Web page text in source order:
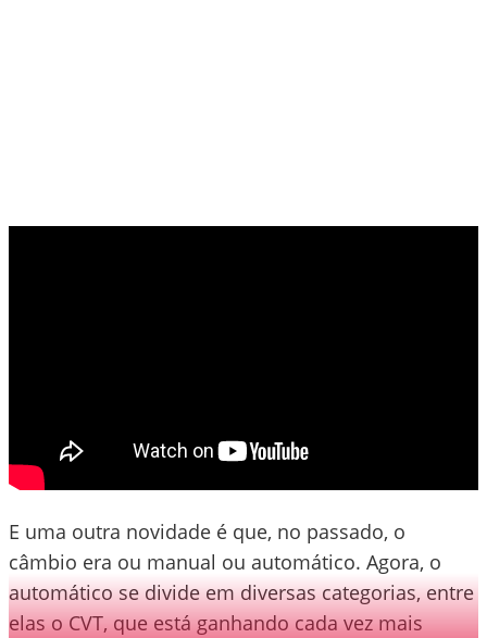
E uma outra novidade é que, no passado, o
câmbio era ou manual ou automático. Agora, o
automático se divide em diversas categorias, entre
elas o CVT, que está ganhando cada vez mais